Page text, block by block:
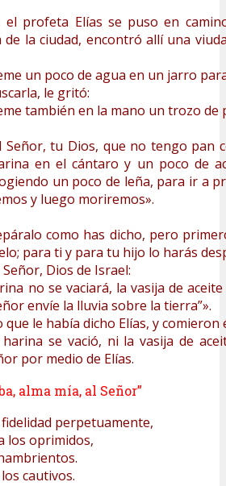
el profeta Elías se puso en
la ciudad, encontró allí una
un poco de agua en un jarro
le gritó:
también en la mano un trozo de
tu Dios, que no tengo pan
en el cántaro y un poco de
un poco de leña, para ir a
y luego moriremos».
como has dicho, pero
para ti y para tu hijo lo harás
Dios de Israel:
no se vaciará, la vasija de
envíe la lluvia sobre la tierra”».
que le había dicho Elías, y comieron
se vació, ni la vasija de
por medio de Elías.
alma mía, al Señor”
perpetuamente,
los oprimidos,
cautivos.